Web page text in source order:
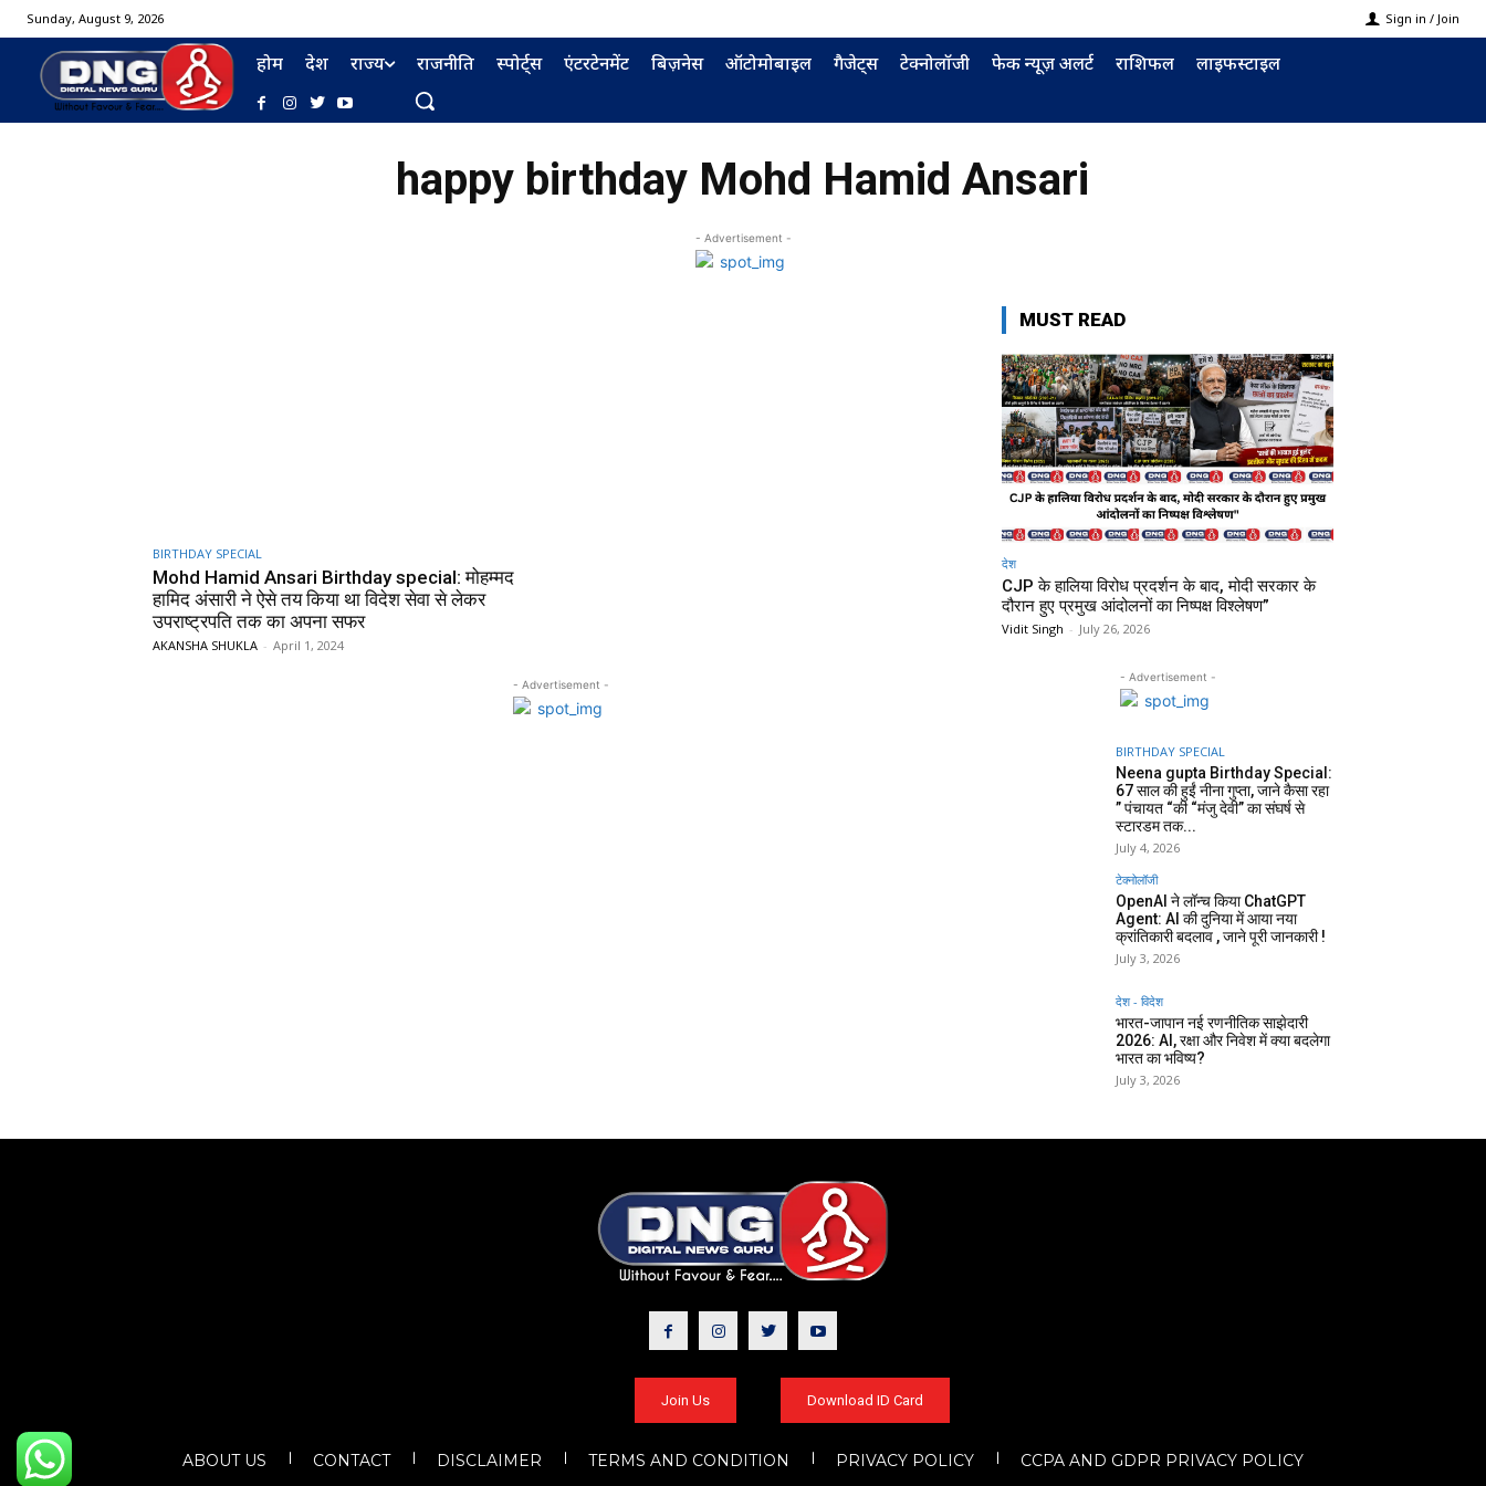
Sunday, August 9, 2026 Sign in / Join
होम देश राज्य राजनीति स्पोर्ट्स एंटरटेनमेंट बिज़नेस ऑटोमोबाइल गैजेट्स टेक्नोलॉजी फेक न्यूज़ अलर्ट राशिफल लाइफस्टाइल
happy birthday Mohd Hamid Ansari
- Advertisement -
BIRTHDAY SPECIAL
Mohd Hamid Ansari Birthday special: मोहम्मद
हामिद अंसारी ने ऐसे तय किया था विदेश सेवा से लेकर
उपराष्ट्रपति तक का अपना सफर
AKANSHA SHUKLA - April 1, 2024
- Advertisement -
MUST READ
देश
CJP के हालिया विरोध प्रदर्शन के बाद, मोदी सरकार के
दौरान हुए प्रमुख आंदोलनों का निष्पक्ष विश्लेषण”
Vidit Singh - July 26, 2026
- Advertisement -
BIRTHDAY SPECIAL
Neena gupta Birthday Special:
67 साल की हुईं नीना गुप्ता, जाने कैसा रहा
” पंचायत “की “मंजु देवी” का संघर्ष से
स्टारडम तक...
July 4, 2026
टेक्नोलॉजी
OpenAI ने लॉन्च किया ChatGPT
Agent: AI की दुनिया में आया नया
क्रांतिकारी बदलाव , जाने पूरी जानकारी !
July 3, 2026
देश - विदेश
भारत-जापान नई रणनीतिक साझेदारी
2026: AI, रक्षा और निवेश में क्या बदलेगा
भारत का भविष्य?
July 3, 2026
Join Us Download ID Card
ABOUT US CONTACT DISCLAIMER TERMS AND CONDITION PRIVACY POLICY CCPA AND GDPR PRIVACY POLICY